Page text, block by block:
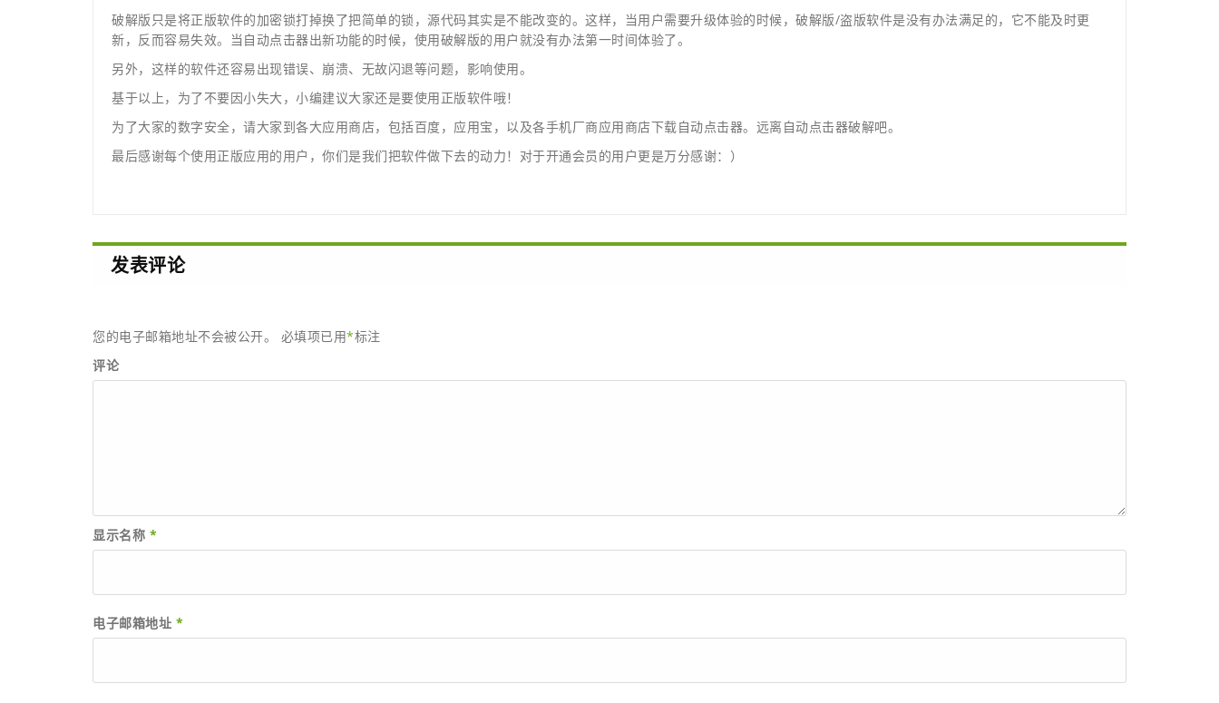
破解版只是将正版软件的加密锁打掉换了把简单的锁，源代码其实是不能改变的。这样，当用户需要升级体验的时候，破解版/盗版软件是没有办法满足的，它不能及时更
新，反而容易失效。当自动点击器出新功能的时候，使用破解版的用户就没有办法第一时间体验了。
另外，这样的软件还容易出现错误、崩溃、无故闪退等问题，影响使用。
基于以上，为了不要因小失大，小编建议大家还是要使用正版软件哦！
为了大家的数字安全，请大家到各大应用商店，包括百度，应用宝，以及各手机厂商应用商店下载自动点击器。远离自动点击器破解吧。
最后感谢每个使用正版应用的用户，你们是我们把软件做下去的动力！对于开通会员的用户更是万分感谢：）
发表评论
您的电子邮箱地址不会被公开。 必填项已用*标注
评论
显示名称 *
电子邮箱地址 *